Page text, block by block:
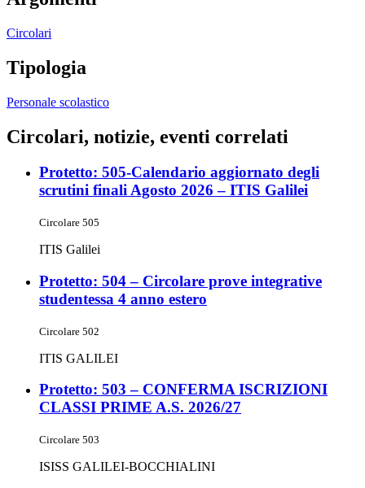
Circolari
Tipologia
Personale scolastico
Circolari, notizie, eventi correlati
Protetto: 505-Calendario aggiornato degli
scrutini finali Agosto 2026 – ITIS Galilei
Circolare 505
ITIS Galilei
Protetto: 504 – Circolare prove integrative
studentessa 4 anno estero
Circolare 502
ITIS GALILEI
Protetto: 503 – CONFERMA ISCRIZIONI
CLASSI PRIME A.S. 2026/27
Circolare 503
ISISS GALILEI-BOCCHIALINI